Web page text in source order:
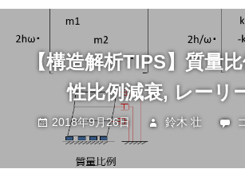
ツ
【構造解析TIPS】質量
性比例減衰, レーリ
2018年9月26日 鈴木 壮